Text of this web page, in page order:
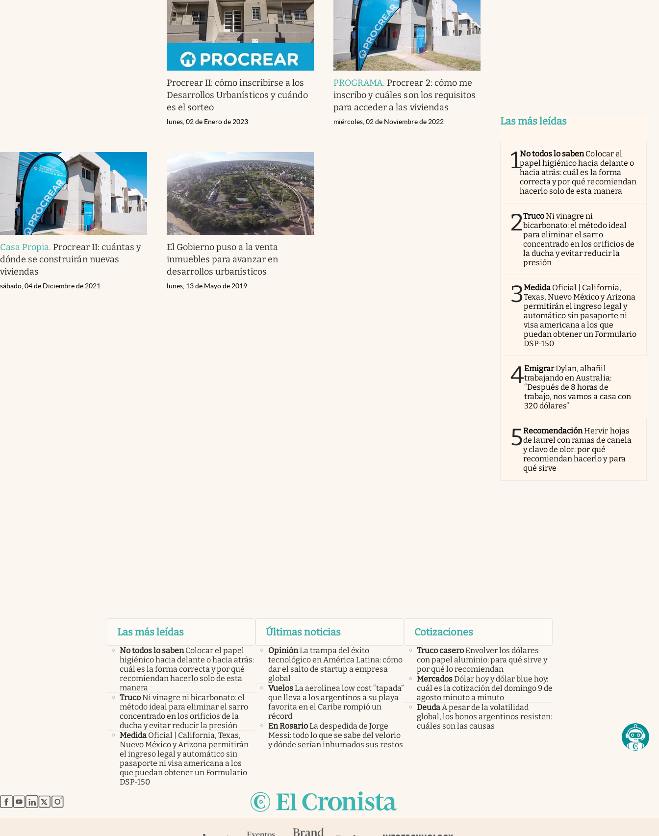
Procrear II: cómo inscribirse a los
Desarrollos Urbanísticos y cuándo
es el sorteo
lunes, 02 de Enero de 2023
PROGRAMA. Procrear 2: cómo me
inscribo y cuáles son los requisitos
para acceder a las viviendas
miércoles, 02 de Noviembre de 2022
Casa Propia. Procrear II: cuántas y
dónde se construirán nuevas
viviendas
sábado, 04 de Diciembre de 2021
El Gobierno puso a la venta
inmuebles para avanzar en
desarrollos urbanísticos
lunes, 13 de Mayo de 2019
Las más leídas
1No todos lo sabenColocar el
papel higiénico hacia delante o
hacia atrás: cuál es la forma
correcta y por qué recomiendan
hacerlo solo de esta manera
2TrucoNi vinagre ni
bicarbonato: el método ideal
para eliminar el sarro
concentrado en los orificios de
la ducha y evitar reducir la
presión
3Medida Oficial | California,
Texas, Nuevo México y Arizona
permitirán el ingreso legal y
automático sin pasaporte ni
visa americana a los que
puedan obtener un Formulario
DSP-150
4EmigrarDylan, albañil
trabajando en Australia:
“Después de 8 horas de
trabajo, nos vamos a casa con
320 dólares”
5RecomendaciónHervir hojas
de laurel con ramas de canela
y clavo de olor: por qué
recomiendan hacerlo y para
qué sirve
Las más leídas
No todos lo saben Colocar el papel
higiénico hacia delante o hacia atrás:
cuál es la forma correcta y por qué
recomiendan hacerlo solo de esta
manera
TrucoNi vinagre ni bicarbonato: el
método ideal para eliminar el sarro
concentrado en los orificios de la
ducha y evitar reducir la presión
Medida Oficial | California, Texas,
Nuevo México y Arizona permitirán
el ingreso legal y automático sin
pasaporte ni visa americana a los
que puedan obtener un Formulario
DSP-150
Últimas noticias
OpiniónLa trampa del éxito
tecnológico en América Latina: cómo
dar el salto de startup a empresa
global
VuelosLa aerolínea low cost “tapada”
que lleva a los argentinos a su playa
favorita en el Caribe rompió un
récord
En RosarioLa despedida de Jorge
Messi: todo lo que se sabe del velorio
y dónde serían inhumados sus restos
Cotizaciones
Truco caseroEnvolver los dólares
con papel aluminio: para qué sirve y
por qué lo recomiendan
MercadosDólar hoy y dólar blue hoy:
cuál es la cotización del domingo 9 de
agosto minuto a minuto
Deuda A pesar de la volatilidad
global, los bonos argentinos resisten:
cuáles son las causas
abre en nueva pestaña
abre en nueva pestaña
abre en nueva pestaña
abre en nueva pestaña
abre en nueva pestaña